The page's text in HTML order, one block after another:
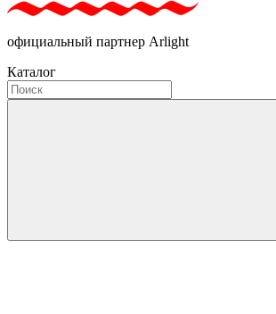
официальный партнер Arlight
Каталог